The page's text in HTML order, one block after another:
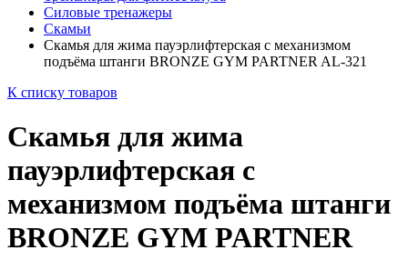
Силовые тренажеры
Скамьи
Скамья для жима пауэрлифтерская с механизмом
подъёма штанги BRONZE GYM PARTNER AL-321
К списку товаров
Скамья для жима
пауэрлифтерская с
механизмом подъёма штанги
BRONZE GYM PARTNER